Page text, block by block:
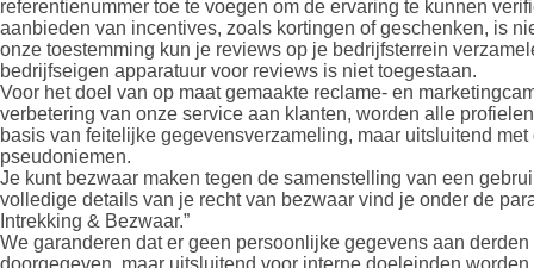
referentienummer toe te voegen om de ervaring te kunnen
aanbieden van incentives, zoals kortingen of geschenken, is
onze toestemming kun je reviews op je bedrijfsterrein
bedrijfseigen apparatuur voor reviews is niet toegestaan.
Voor het doel van op maat gemaakte reclame- en
verbetering van onze service aan klanten, worden alle
basis van feitelijke gegevensverzameling, maar uitsluitend met
pseudoniemen.
Je kunt bezwaar maken tegen de samenstelling van een
volledige details van je recht van bezwaar vind je onder de
Intrekking & Bezwaar.”
We garanderen dat er geen persoonlijke gegevens aan derden
doorgegeven, maar uitsluitend voor interne doeleinden